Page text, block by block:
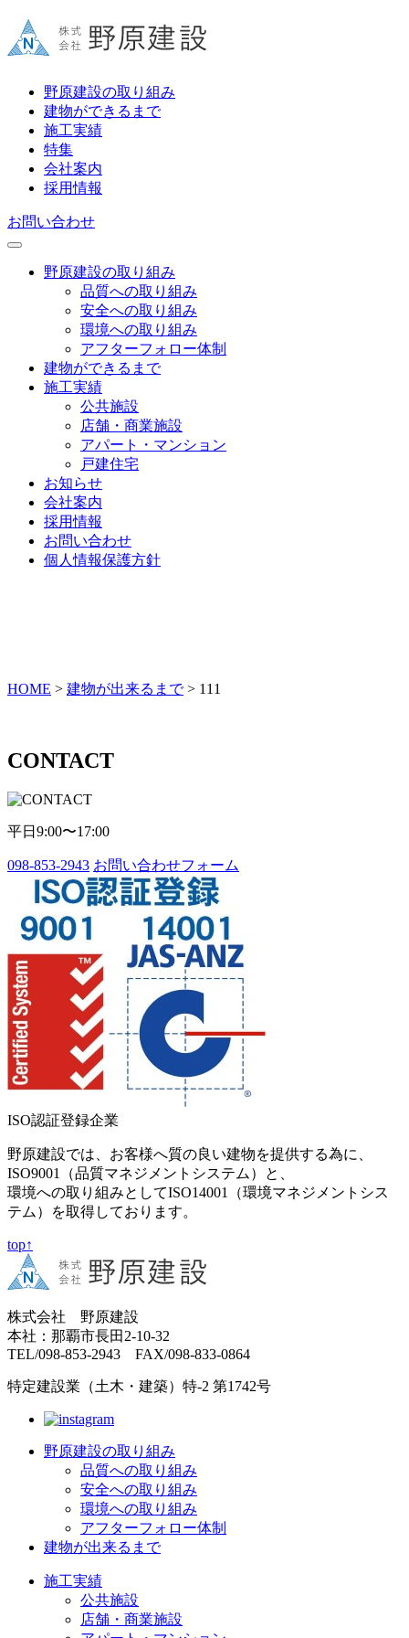
野原建設の取り組み
建物ができるまで
施工実績
特集
会社案内
採用情報
お問い合わせ
野原建設の取り組み
品質への取り組み
安全への取り組み
環境への取り組み
アフターフォロー体制
建物ができるまで
施工実績
公共施設
店舗・商業施設
アパート・マンション
戸建住宅
お知らせ
会社案内
採用情報
お問い合わせ
個人情報保護方針
HOME > 建物が出来るまで> 111
CONTACT
平日9:00〜17:00
098-853-2943 お問い合わせフォーム
ISO認証登録企業
野原建設では、お客様へ質の良い建物を提供する為に、
ISO9001（品質マネジメントシステム）と、
環境への取り組みとしてISO14001（環境マネジメントシス
テム）を取得しております。
top↑
株式会社 野原建設
本社：那覇市長田2-10-32
TEL/098-853-2943 FAX/098-833-0864
特定建設業（土木・建築）特-2 第1742号
野原建設の取り組み
品質への取り組み
安全への取り組み
環境への取り組み
アフターフォロー体制
建物が出来るまで
施工実績
公共施設
店舗・商業施設